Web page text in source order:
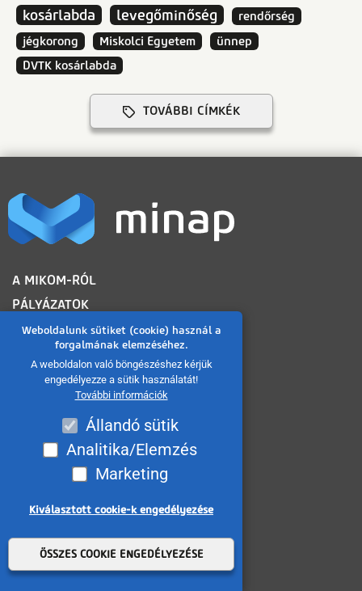
Weboldalunk sütiket (cookie) használ a
forgalmának elemzéséhez.
A weboldalon való böngészéshez kérjük
engedélyezze a sütik használatát!
További információk
Állandó sütik
Analitika/Elemzés
Marketing
Kiválasztott cookie-k engedélyezése
ÖSSZES COOKIE ENGEDÉLYEZÉSE
kosárlabda
levegőminőség
rendőrség
jégkorong
Miskolci Egyetem
ünnep
DVTK kosárlabda
TOVÁBBI CÍMKÉK
LÁBLÉC
A MIKOM-RÓL
PÁLYÁZATOK
IMPRESSZUM
MISKOLC TELELVÍZIÓ
MISKOLCI NAPLÓ
MINAP ARCHÍVUM
FELHASZNÁLÁSI FELTÉTELEK
ADATVÉDELMI TÁJÉKOZTATÓ
SÜTI TÁJÉKOZTATÓ
KÖZADATKERESŐ
VISSZAÉLÉS BEJELENTÉS